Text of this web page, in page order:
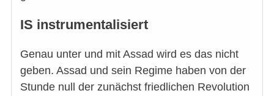
IS instrumentalisiert
Genau unter und mit Assad wird es das nicht
geben. Assad und sein Regime haben von der
Stunde null der zunächst friedlichen Revolution